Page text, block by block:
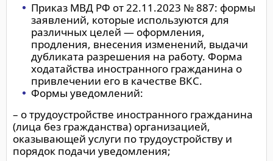
Приказ МВД РФ от 22.11.2023 № 887: формы
заявлений, которые используются для
различных целей — оформления,
продления, внесения изменений, выдачи
дубликата разрешения на работу. Форма
ходатайства иностранного гражданина о
привлечении его в качестве ВКС.
Формы уведомлений:
– о трудоустройстве иностранного гражданина
(лица без гражданства) организацией,
оказывающей услуги по трудоустройству и
порядок подачи уведомления;